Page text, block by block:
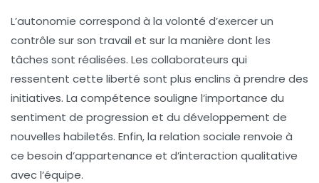
L’autonomie correspond à la volonté d’exercer un
contrôle sur son travail et sur la manière dont les
tâches sont réalisées. Les collaborateurs qui
ressentent cette liberté sont plus enclins à prendre des
initiatives. La compétence souligne l’importance du
sentiment de progression et du développement de
nouvelles habiletés. Enfin, la relation sociale renvoie à
ce besoin d’appartenance et d’interaction qualitative
avec l’équipe.